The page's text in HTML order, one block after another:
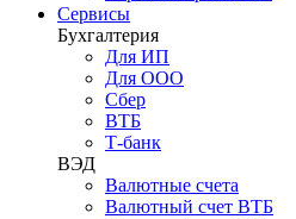
Сервисы
Бухгалтерия
Для ИП
Для ООО
Сбер
ВТБ
Т-банк
ВЭД
Валютные счета
Валютный счет ВТБ